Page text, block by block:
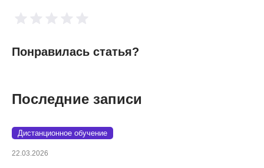
Понравилась статья?
Последние записи
Дистанционное обучение
22.03.2026